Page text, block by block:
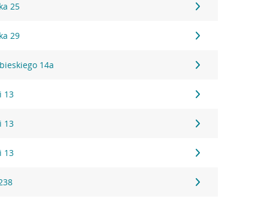
25
29
14a
13
13
13